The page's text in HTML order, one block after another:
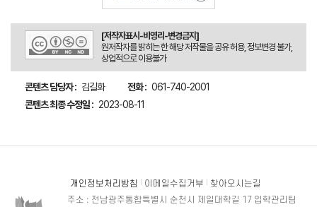
[저작자표시-비영리-변경금지]
원저작자를 밝히는 한 해당 저작물을 공유 허용, 정보변경 불가,
상업적으로 이용불가
콘텐츠 담당자 : 김길화 전화 : 061-740-2001
콘텐츠 최종 수정일 : 2023-08-11
개인정보처리방침 이메일수집거부
찾아오시는길
주소 : 전남광주통합특별시 순천시 제일대학길 17 입학관리팀